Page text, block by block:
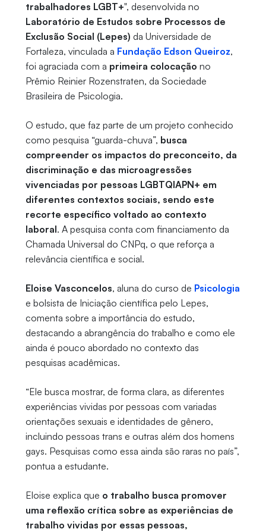
trabalhadores LGBT+", desenvolvida no
Laboratório de Estudos sobre Processos de
Exclusão Social (Lepes) da Universidade de
Fortaleza, vinculada a Fundação Edson Queiroz,
foi agraciada com a primeira colocação no
Prêmio Reinier Rozenstraten, da Sociedade
Brasileira de Psicologia.
O estudo, que faz parte de um projeto conhecido
como pesquisa “guarda-chuva”, busca
compreender os impactos do preconceito, da
discriminação e das microagressões
vivenciadas por pessoas LGBTQIAPN+ em
diferentes contextos sociais, sendo este
recorte específico voltado ao contexto
laboral. A pesquisa conta com financiamento da
Chamada Universal do CNPq, o que reforça a
relevância científica e social.
Eloise Vasconcelos, aluna do curso de Psicologia
e bolsista de Iniciação científica pelo Lepes,
comenta sobre a importância do estudo,
destacando a abrangência do trabalho e como ele
ainda é pouco abordado no contexto das
pesquisas acadêmicas.
“Ele busca mostrar, de forma clara, as diferentes
experiências vividas por pessoas com variadas
orientações sexuais e identidades de gênero,
incluindo pessoas trans e outras além dos homens
gays. Pesquisas como essa ainda são raras no país”,
pontua a estudante.
Eloise explica que o trabalho busca promover
uma reflexão crítica sobre as experiências de
trabalho vividas por essas pessoas,